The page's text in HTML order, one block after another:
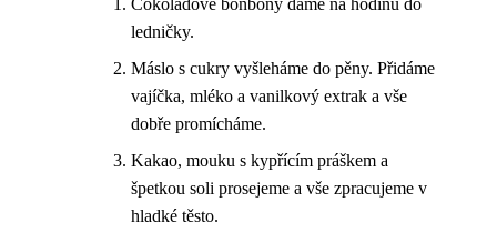
ledničky.
Máslo s cukry vyšleháme do pěny. Přidáme
vajíčka, mléko a vanilkový extrak a vše
dobře promícháme.
Kakao, mouku s kypřícím práškem a
špetkou soli prosejeme a vše zpracujeme v
hladké těsto.